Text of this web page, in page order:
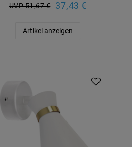
UVP 51,67 € 37,43 €
Artikel anzeigen